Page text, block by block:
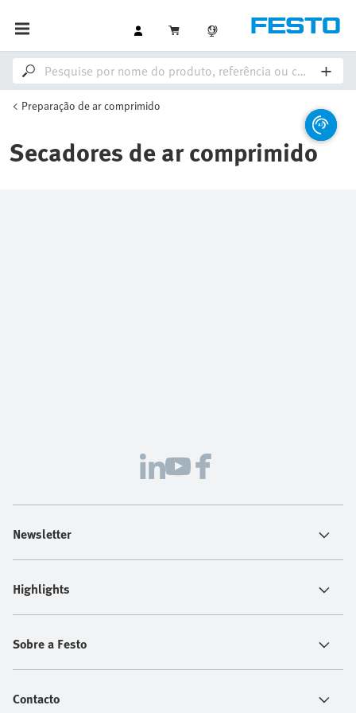
Preparação de ar comprimido
Secadores de ar comprimido
Newsletter
Highlights
Sobre a Festo
Contacto